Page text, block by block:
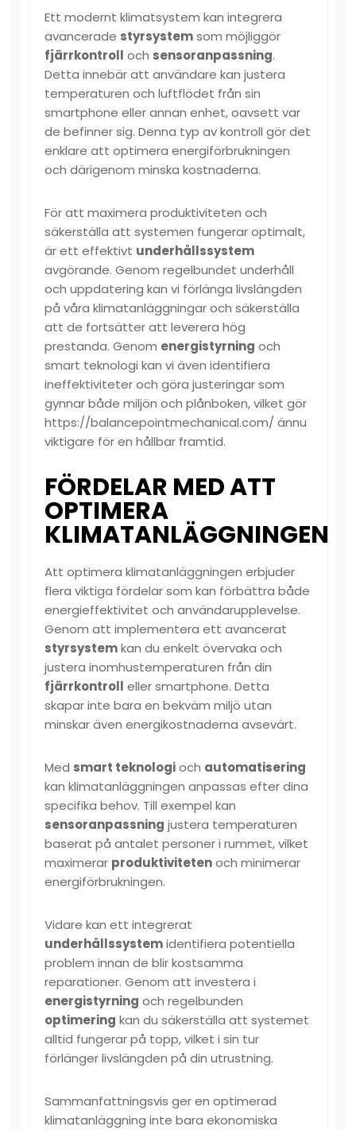
Ett modernt klimatsystem kan integrera
avancerade styrsystemsom möjliggör
fjärrkontroll och sensoranpassning.
Detta innebär att användare kan justera
temperaturen och luftflödet från sin
smartphone eller annan enhet, oavsett var
de befinner sig. Denna typ av kontroll gör det
enklare att optimera energiförbrukningen
och därigenom minska kostnaderna.
För att maximera produktiviteten och
säkerställa att systemen fungerar optimalt,
är ett effektivt underhållssystem
avgörande. Genom regelbundet underhåll
och uppdatering kan vi förlänga livslängden
på våra klimatanläggningar och säkerställa
att de fortsätter att leverera hög
prestanda. Genom energistyrning och
smart teknologi kan vi även identifiera
ineffektiviteter och göra justeringar som
gynnar både miljön och plånboken, vilket gör
https://balancepointmechanical.com/ ännu
viktigare för en hållbar framtid.
FÖRDELAR MED ATT
OPTIMERA
KLIMATANLÄGGNINGEN
Att optimera klimatanläggningen erbjuder
flera viktiga fördelar som kan förbättra både
energieffektivitet och användarupplevelse.
Genom att implementera ett avancerat
styrsystemkan du enkelt övervaka och
justera inomhustemperaturen från din
fjärrkontroll eller smartphone. Detta
skapar inte bara en bekväm miljö utan
minskar även energikostnaderna avsevärt.
Med smart teknologioch automatisering
kan klimatanläggningen anpassas efter dina
specifika behov. Till exempel kan
sensoranpassning justera temperaturen
baserat på antalet personer i rummet, vilket
maximerar produktivitetenoch minimerar
energiförbrukningen.
Vidare kan ett integrerat
underhållssystemidentifiera potentiella
problem innan de blir kostsamma
reparationer. Genom att investera i
energistyrning och regelbunden
optimering kan du säkerställa att systemet
alltid fungerar på topp, vilket i sin tur
förlänger livslängden på din utrustning.
Sammanfattningsvis ger en optimerad
klimatanläggning inte bara ekonomiska